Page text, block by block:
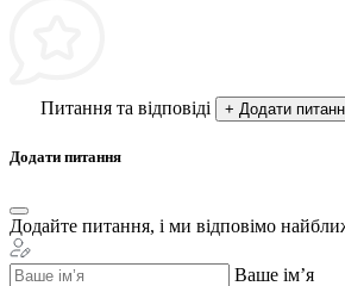
Питання та відповіді + Додати
Додати питання
Додайте питання, і ми відповімо
Ваше ім’я